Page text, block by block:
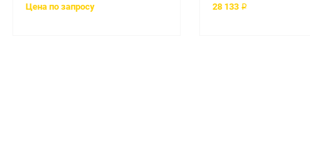
Цена по запросу 28 133 ₽